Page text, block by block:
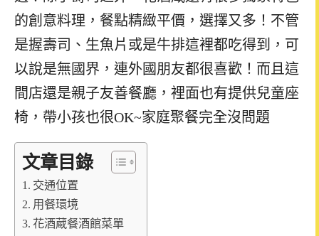
的創意料理，餐點精緻平價，選擇又多！不管
是握壽司、生魚片或是牛排這裡都吃得到，可
以說是無國界，連外國朋友都很喜歡！而且這
間店還是親子友善餐廳，裡面也有提供兒童座
椅，帶小孩也很OK~家庭聚餐完全沒問題
文章目錄
交通位置
用餐環境
花酒蔵餐酒館菜單